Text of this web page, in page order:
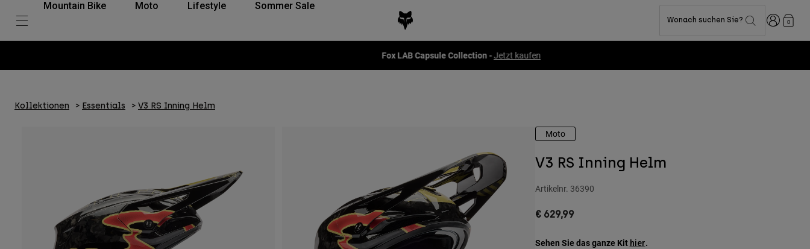
Mountain Bike Moto Lifestyle Sommer Sale
Wonach suchen Sie? Anmelden
0
Fox LAB Capsule Collection -Jetzt kaufen
Kollektionen Essentials V3 RS Inning Helm
Moto
V3 RS Inning Helm
Artikelnr. 36390
€ 629,99
Sehen Sie das ganze Kit hier.